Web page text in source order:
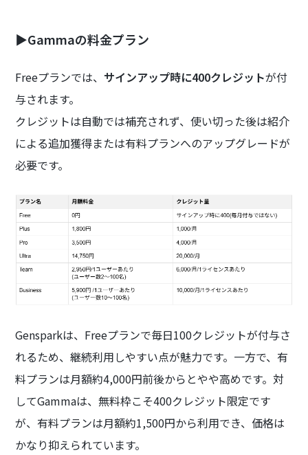
▶Gammaの料金プラン
Freeプランでは、 サインアップ時に400クレジットが付
与されます。
クレジットは自動では補充されず、使い切った後は紹介
による追加獲得または有料プランへのアップグレードが
必要です。
Gensparkは、Freeプランで毎日100クレジットが付与さ
れるため、継続利用しやすい点が魅力です。一方で、有
料プランは月額約4,000円前後からとやや高めです。対
してGammaは、無料枠こそ400クレジット限定です
が、有料プランは月額約1,500円から利用でき、価格は
かなり抑えられています。